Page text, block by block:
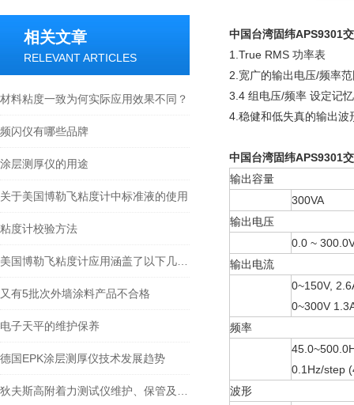
相关文章
RELEVANT ARTICLES
材料粘度一致为何实际应用效果不同？
频闪仪有哪些品牌
涂层测厚仪的用途
关于美国博勒飞粘度计中标准液的使用
粘度计校验方法
又有5批次外墙涂料产品不合格
电子天平的维护保养
德国EPK涂层测厚仪技术发展趋势
中国台湾固纬APS9301
1.True RMS 功率表
2.宽广的输出电压/频率
3.4 组电压/频率 设定记
4.稳健和低失真的输出波
中国台湾固纬APS9301
输出容量
300VA
输出电压
0.0 ~
输出电流
0~150V,
0~300V
频率
0.1Hz/step
波形